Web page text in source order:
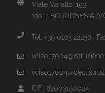
Viale Varallo, 153
13011 BORGOSESIA
Tel. +39 0163 22236 |
C.F.: 82003150024